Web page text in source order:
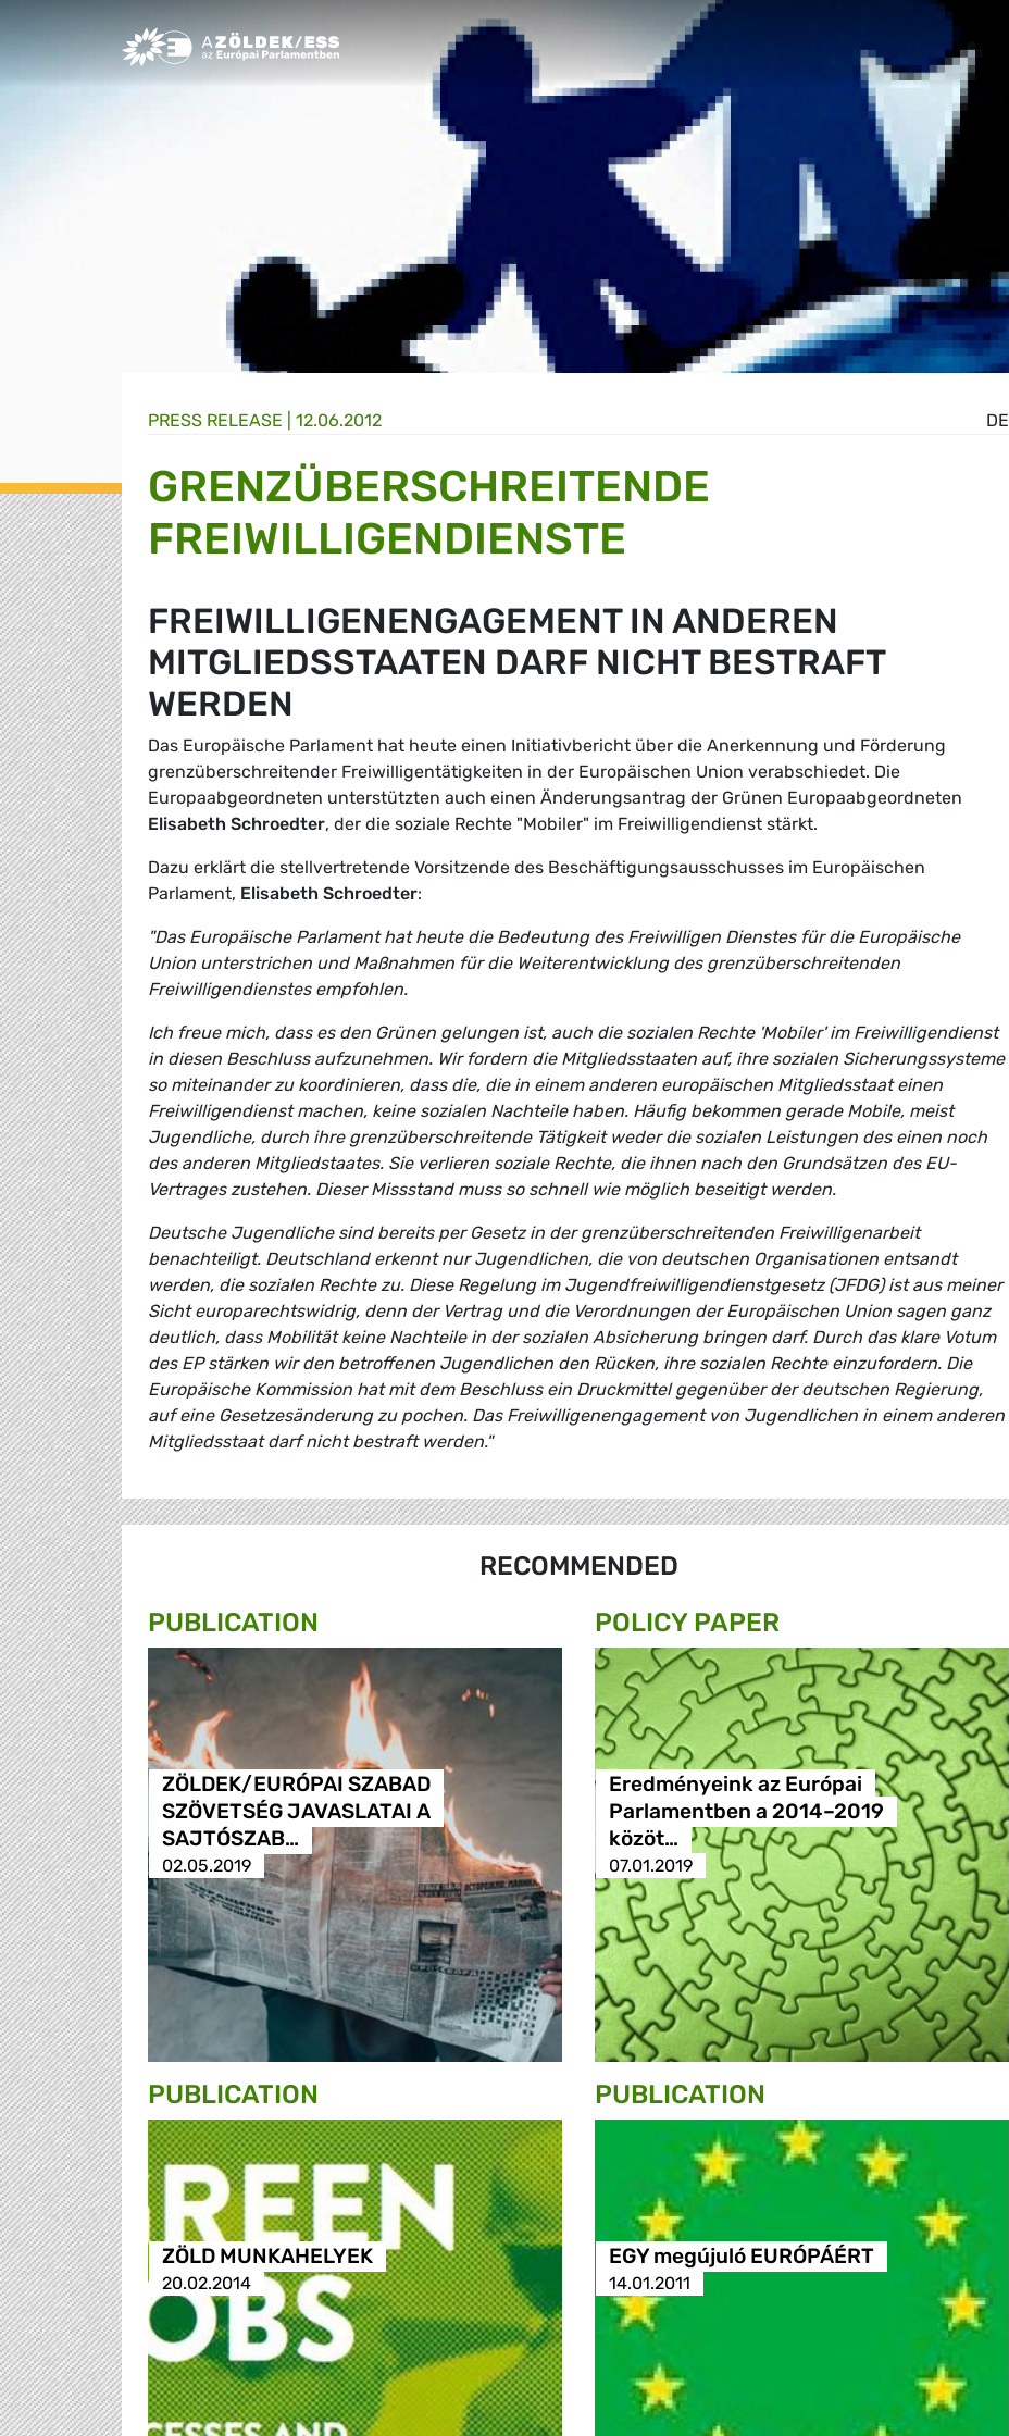
Greens/EFA Home
DE
PRESS RELEASE | 12.06.2012
GRENZÜBERSCHREITENDE
FREIWILLIGENDIENSTE
FREIWILLIGENENGAGEMENT IN ANDEREN
MITGLIEDSSTAATEN DARF NICHT BESTRAFT
WERDEN
Das Europäische Parlament hat heute einen Initiativbericht über die Anerkennung und Förderung
grenzüberschreitender Freiwilligentätigkeiten in der Europäischen Union verabschiedet. Die
Europaabgeordneten unterstützten auch einen Änderungsantrag der Grünen Europaabgeordneten
Elisabeth Schroedter, der die soziale Rechte "Mobiler" im Freiwilligendienst stärkt.
Dazu erklärt die stellvertretende Vorsitzende des Beschäftigungsausschusses im Europäischen
Parlament, Elisabeth Schroedter:
"Das Europäische Parlament hat heute die Bedeutung des Freiwilligen Dienstes für die Europäische
Union unterstrichen und Maßnahmen für die Weiterentwicklung des grenzüberschreitenden
Freiwilligendienstes empfohlen.
Ich freue mich, dass es den Grünen gelungen ist, auch die sozialen Rechte 'Mobiler' im Freiwilligendienst
in diesen Beschluss aufzunehmen. Wir fordern die Mitgliedsstaaten auf, ihre sozialen Sicherungssysteme
so miteinander zu koordinieren, dass die, die in einem anderen europäischen Mitgliedsstaat einen
Freiwilligendienst machen, keine sozialen Nachteile haben. Häufig bekommen gerade Mobile, meist
Jugendliche, durch ihre grenzüberschreitende Tätigkeit weder die sozialen Leistungen des einen noch
des anderen Mitgliedstaates. Sie verlieren soziale Rechte, die ihnen nach den Grundsätzen des EU-
Vertrages zustehen. Dieser Missstand muss so schnell wie möglich beseitigt werden.
Deutsche Jugendliche sind bereits per Gesetz in der grenzüberschreitenden Freiwilligenarbeit
benachteiligt. Deutschland erkennt nur Jugendlichen, die von deutschen Organisationen entsandt
werden, die sozialen Rechte zu. Diese Regelung im Jugendfreiwilligendienstgesetz (JFDG) ist aus meiner
Sicht europarechtswidrig, denn der Vertrag und die Verordnungen der Europäischen Union sagen ganz
deutlich, dass Mobilität keine Nachteile in der sozialen Absicherung bringen darf. Durch das klare Votum
des EP stärken wir den betroffenen Jugendlichen den Rücken, ihre sozialen Rechte einzufordern. Die
Europäische Kommission hat mit dem Beschluss ein Druckmittel gegenüber der deutschen Regierung,
auf eine Gesetzesänderung zu pochen. Das Freiwilligenengagement von Jugendlichen in einem anderen
Mitgliedsstaat darf nicht bestraft werden."
RECOMMENDED
PUBLICATION
ZÖLDEK/EURÓPAI SZABAD
SZÖVETSÉG JAVASLATAI A
SAJTÓSZAB…
02.05.2019
POLICY PAPER
Eredményeink az Európai
Parlamentben a 2014–2019
közöt…
07.01.2019
PUBLICATION
ZÖLD MUNKAHELYEK
20.02.2014
PUBLICATION
EGY megújuló EURÓPÁÉRT
14.01.2011